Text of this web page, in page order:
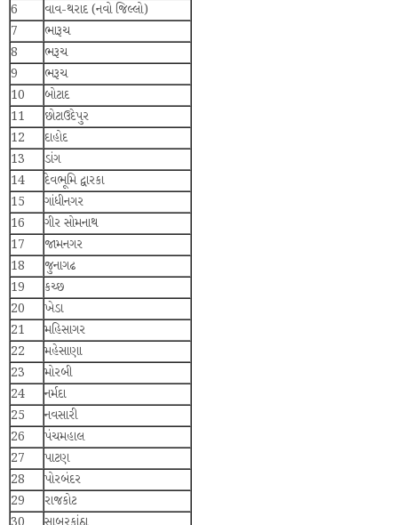
6
વાવ-થરાદ (નવો જિલ્લો)
7
ભારૂચ
8
ભરૂચ
9
ભરૂચ
10
બોટાદ
11
છોટાઉદેપુર
12
દાહોદ
13
ડાંગ
14
દેવભૂમિ દ્વારકા
15
ગાંધીનગર
16
ગીર સોમનાથ
17
જામનગર
18
જુનાગઢ
19
કચ્છ
20
ખેડા
21
મહિસાગર
22
મહેસાણા
23
મોરબી
24
નર્મદા
25
નવસારી
26
પંચમહાલ
27
પાટણ
28
પોરબંદર
29
રાજકોટ